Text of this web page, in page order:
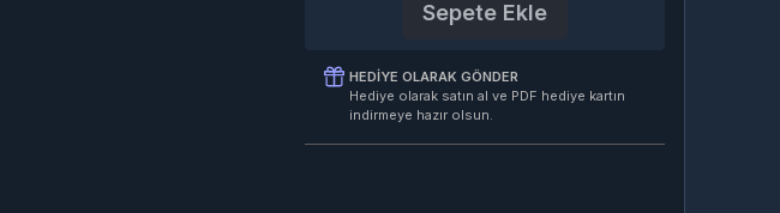
Sepete Ekle
HEDIYE OLARAK GÖNDER
Hediye olarak satın al ve PDF hediye kartın
indirmeye hazır olsun.